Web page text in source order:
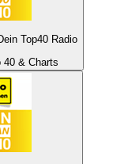
Top40 Radio
40 & Charts